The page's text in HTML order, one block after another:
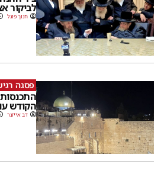
לביקור
חנוך פוגל
פסגה
הקודש
דב אייזנר